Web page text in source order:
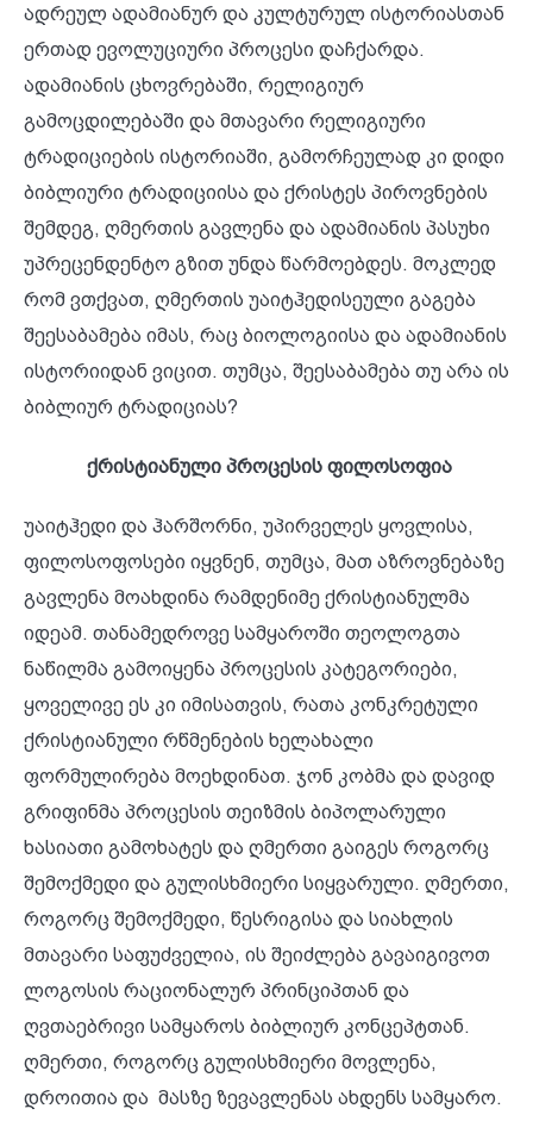
ადრეულ ადამიანურ და კულტურულ ისტორიასთან
ერთად ევოლუციური პროცესი დაჩქარდა.
ადამიანის ცხოვრებაში, რელიგიურ
გამოცდილებაში და მთავარი რელიგიური
ტრადიციების ისტორიაში, გამორჩეულად კი დიდი
ბიბლიური ტრადიციისა და ქრისტეს პიროვნების
შემდეგ, ღმერთის გავლენა და ადამიანის პასუხი
უპრეცენდენტო გზით უნდა წარმოებდეს. მოკლედ
რომ ვთქვათ, ღმერთის უაიტჰედისეული გაგება
შეესაბამება იმას, რაც ბიოლოგიისა და ადამიანის
ისტორიიდან ვიცით. თუმცა, შეესაბამება თუ არა ის
ბიბლიურ ტრადიციას?
ქრისტიანული პროცესის ფილოსოფია
უაიტჰედი და ჰარშორნი, უპირველეს ყოვლისა,
ფილოსოფოსები იყვნენ, თუმცა, მათ აზროვნებაზე
გავლენა მოახდინა რამდენიმე ქრისტიანულმა
იდეამ. თანამედროვე სამყაროში თეოლოგთა
ნაწილმა გამოიყენა პროცესის კატეგორიები,
ყოველივე ეს კი იმისათვის, რათა კონკრეტული
ქრისტიანული რწმენების ხელახალი
ფორმულირება მოეხდინათ. ჯონ კობმა და დავიდ
გრიფინმა პროცესის თეიზმის ბიპოლარული
ხასიათი გამოხატეს და ღმერთი გაიგეს როგორც
შემოქმედი და გულისხმიერი სიყვარული. ღმერთი,
როგორც შემოქმედი, წესრიგისა და სიახლის
მთავარი საფუძველია, ის შეიძლება გავაიგივოთ
ლოგოსის რაციონალურ პრინციპთან და
ღვთაებრივი სამყაროს ბიბლიურ კონცეპტთან.
ღმერთი, როგორც გულისხმიერი მოვლენა,
დროითია და მასზე ზევავლენას ახდენს სამყარო.